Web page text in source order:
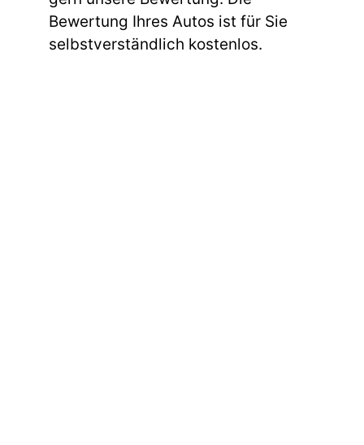
Bewertung Ihres Autos ist für Sie
selbstverständlich kostenlos.